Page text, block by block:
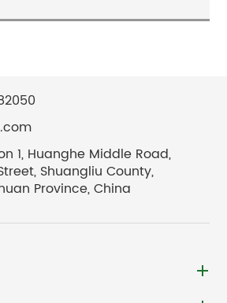
1, Huanghe Middle Road,
Shuangliu County,
Province, China